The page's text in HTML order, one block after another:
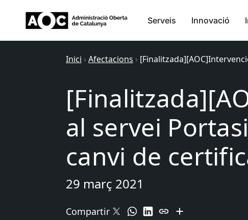
Serveis Innovació
Inici › Afectacions ›
al servei
canvi de
29 març 2021
Compartir